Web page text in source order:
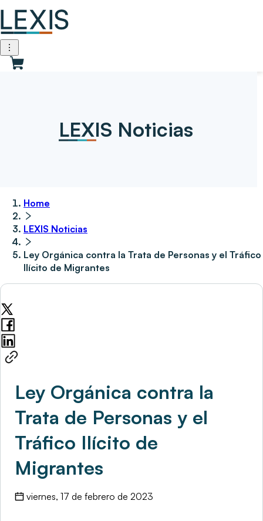
LEXIS Noticias
Home
LEXIS Noticias
Ley Orgánica contra la Trata de Personas y el Tráfico
Ilícito de Migrantes
Ley Orgánica contra la
Trata de Personas y el
Tráfico Ilícito de
Migrantes
viernes, 17 de febrero de 2023